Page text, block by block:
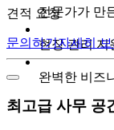
전문가가 만
현장 관리 지
완벽한 비즈
견적 요청
문의하기자세히 보
최고급 사무 공